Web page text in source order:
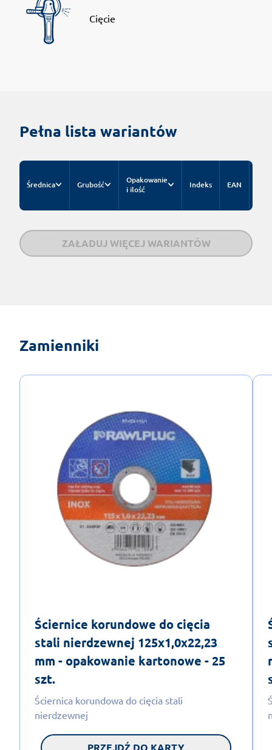
Cięcie
Pełna lista wariantów
Średnica Grubość
Opakowanie
i ilość
Indeks EAN
ZAŁADUJ WIĘCEJ WARIANTÓW
Zamienniki
Ściernice korundowe do cięcia
stali nierdzewnej 125x1,0x22,23
mm - opakowanie kartonowe - 25
szt.
Ściernica korundowa do cięcia stali
nierdzewnej
PRZEJDŹ DO KARTY